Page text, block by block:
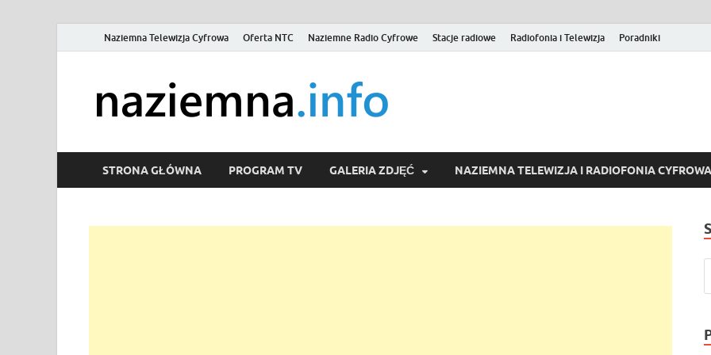
Naziemna Telewizja Cyfrowa Oferta NTC Naziemne Radio Cyfrowe Stacje radiowe Radiofonia i Telewizja Poradniki
Wideo online, VOD
STRONA GŁÓWNA PROGRAM TV GALERIA ZDJĘĆ NAZIEMNA TELEWIZJA I RADIOFONIA CYFROWA